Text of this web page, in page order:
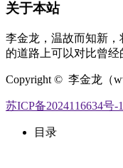
关于本站
李金龙，温故而知新
的道路上可以对比曾经
Copyright © 李金龙（
苏ICP备2024116634号-1
目录